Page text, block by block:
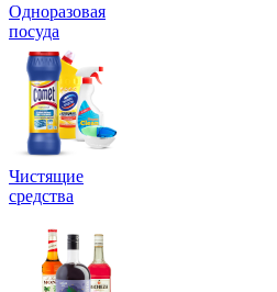
Одноразовая
посуда
Чистящие
средства